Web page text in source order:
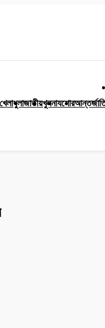
খেলাধুলাজাতীয়খুলনাযশোর